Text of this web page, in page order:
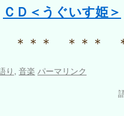
ＣＤ＜うぐいす姫＞
＊＊ ＊＊＊
り, 音楽 パーマリンク